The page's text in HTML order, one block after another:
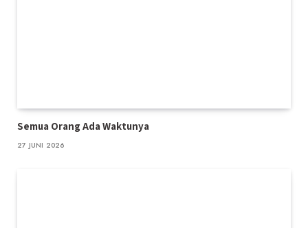
Semua Orang Ada Waktunya
27 JUNI 2026